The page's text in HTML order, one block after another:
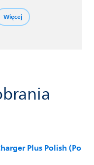
Więcej
Plus Polish (Po